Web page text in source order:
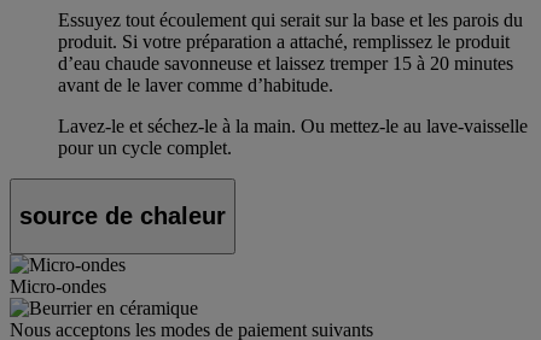
Essuyez tout écoulement qui serait sur la base et les parois du
produit. Si votre préparation a attaché, remplissez le produit
d’eau chaude savonneuse et laissez tremper 15 à 20 minutes
avant de le laver comme d’habitude.
Lavez-le et séchez-le à la main. Ou mettez-le au lave-vaisselle
pour un cycle complet.
source de chaleur
Micro-ondes
Nous acceptons les modes de paiement suivants